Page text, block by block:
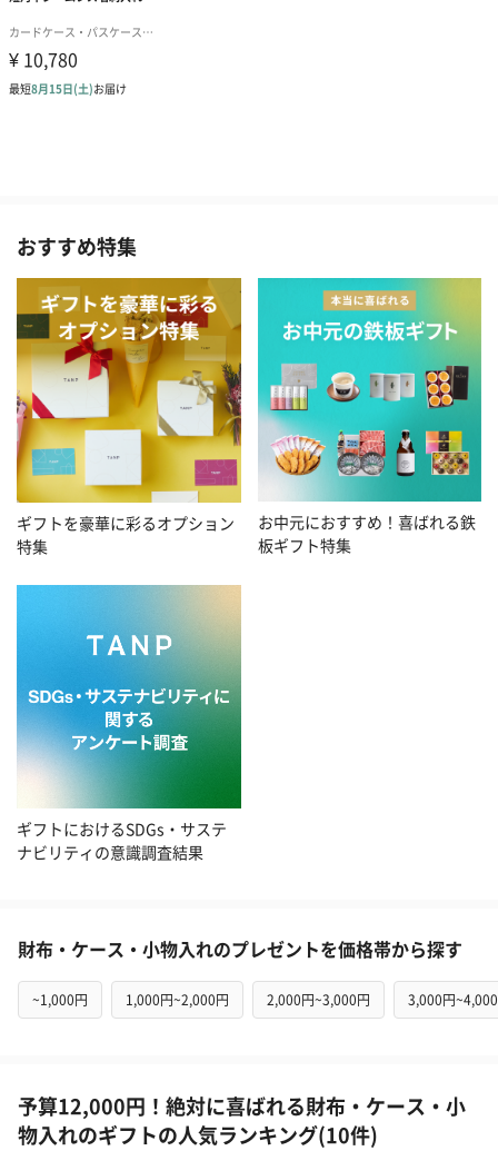
おすすめ特集
ギフトを豪華に彩るオプション
特集
お中元におすすめ！喜ばれる鉄
板ギフト特集
ギフトにおけるSDGs・サステ
ナビリティの意識調査結果
財布・ケース・小物入れのプレゼントを価格帯から探す
~1,000円 1,000円~2,000円 2,000円~3,000円 3,000円
予算12,000円！絶対に喜ばれる財布・ケース・小
物入れのギフトの人気ランキング(10件)